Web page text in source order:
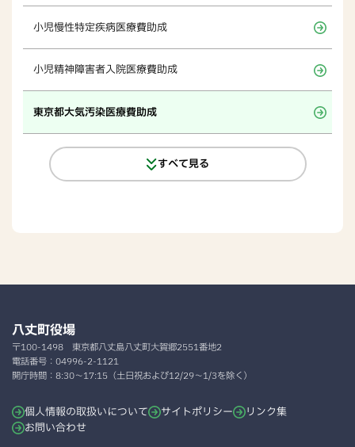
小児慢性特定疾病医療費助成
小児精神障害者入院医療費助成
東京都大気汚染医療費助成
すべて見る
八丈町役場
〒100-1498 東京都八丈島八丈町大賀郷2551番地2
電話番号： 04996-2-1121
開庁時間： 8:30～17:15（土日祝および12/29～1/3を除く）
個人情報の取扱いについて サイトポリシー
リンク集
お問い合わせ